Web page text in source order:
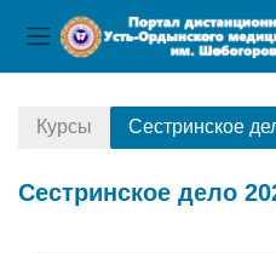
Боковая панель
Курсы Сестринское
Сестринское дело